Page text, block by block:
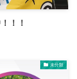
！！
未分類